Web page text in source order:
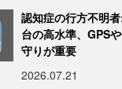
認知症の行方不明
台の高水準、GPS
守りが重要
2026.07.21